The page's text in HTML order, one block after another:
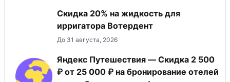
Скидка 20% на жидкость для
ирригатора Вотердент
До 31 августа, 2026
Яндекс Путешествия — Скидка 2 500
₽ от 25 000 ₽ на бронирование отелей